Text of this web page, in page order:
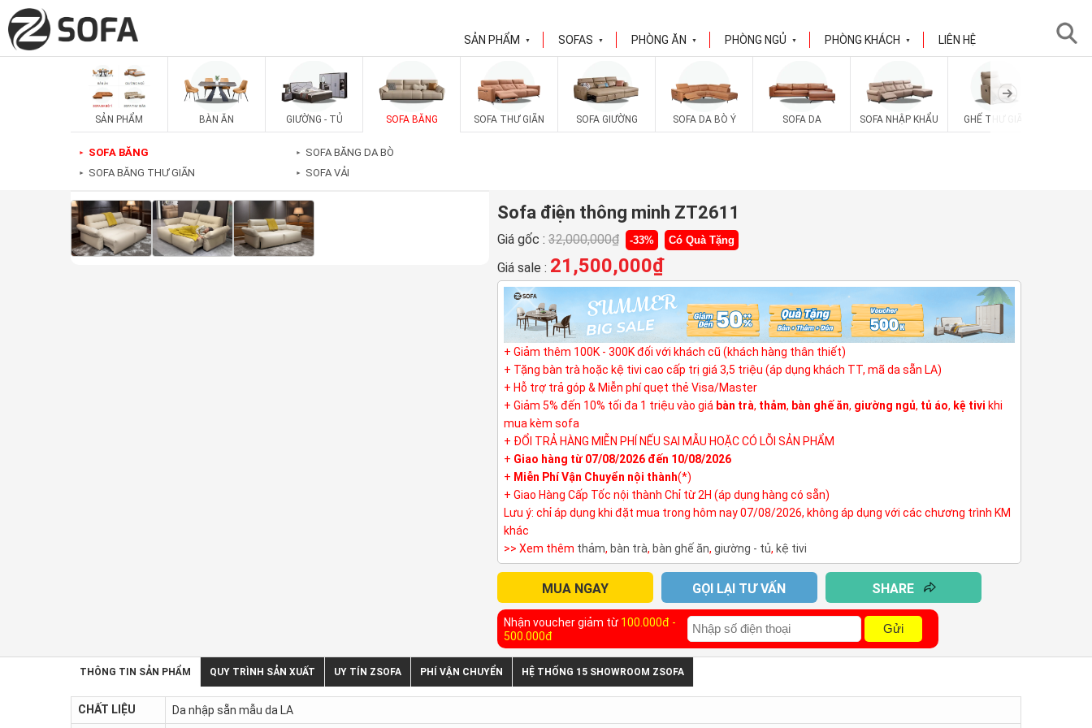
SẢN PHẨM ▼ SOFAS ▼ PHÒNG ĂN ▼ PHÒNG NGỦ ▼ PHÒNG KHÁCH ▼ LIÊN HỆ
SẢN PHẨM BÀN ĂN GIƯỜNG - TỦ SOFA BĂNG SOFA THƯ GIÃN SOFA GIƯỜNG SOFA DA BÒ Ý SOFA DA SOFA NHẬP KHẨU GHẾ THƯ GIÃN
► SOFA BĂNG
► SOFA BĂNG THƯ GIÃN
► SOFA BĂNG DA BÒ
► SOFA VẢI
Sofa điện thông minh ZT2611
Giá gốc : 32,000,000₫ -33% Có Quà Tặng
Giá sale : 21,500,000₫
+ Giảm thêm 100K - 300K đối với khách cũ (khách hàng thân thiết)
+ Tặng bàn trà hoặc kệ tivi cao cấp trị giá 3,5 triệu (áp dụng khách TT, mã da sẵn LA)
+ Hỗ trợ trả góp & Miễn phí quẹt thẻ Visa/Master
+ Giảm 5% đến 10% tối đa 1 triệu vào giá bàn trà, thảm, bàn ghế ăn, giường ngủ, tủ áo, kệ tivi khi
mua kèm sofa
+ ĐỔI TRẢ HÀNG MIỄN PHÍ NẾU SAI MẪU HOẶC CÓ LỖI SẢN PHẨM
+ Giao hàng từ 07/08/2026 đến 10/08/2026
+ Miễn Phí Vận Chuyển nội thành(*)
+ Giao Hàng Cấp Tốc nội thành Chỉ từ 2H (áp dụng hàng có sẵn)
Lưu ý: chỉ áp dụng khi đặt mua trong hôm nay 07/08/2026, không áp dụng với các chương trình KM
khác
>> Xem thêm thảm, bàn trà, bàn ghế ăn, giường - tủ, kệ tivi
MUA NGAY GỌI LẠI TƯ VẤN SHARE
Nhận voucher giảm từ 100.000đ -
500.000đ
Gửi
THÔNG TIN SẢN PHẨM QUY TRÌNH SẢN XUẤT UY TÍN ZSOFA PHÍ VẬN CHUYỂN HỆ THỐNG 15 SHOWROOM ZSOFA
CHẤT LIỆU Da nhập sẵn mẫu da LA